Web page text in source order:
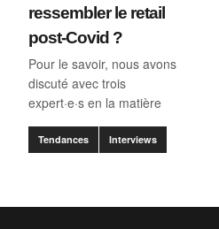
ressembler le retail
post-Covid ?
Pour le savoir, nous avons
discuté avec trois
expert·e·s en la matière
Tendances Interviews